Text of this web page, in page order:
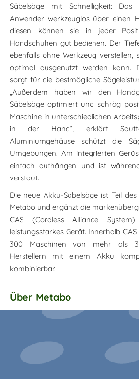
Säbelsäge mit Schnelligkeit: Das
Anwender werkzeuglos über einen
diesen können sie in jeder
Handschuhen gut bedienen. Der
ebenfalls ohne Werkzeug verstellen,
optimal ausgenutzt werden kann.
sorgt für die bestmögliche
„Außerdem haben wir den
Säbelsäge optimiert und schräg
Maschine in unterschiedlichen
in der Hand“, erklärt
Aluminiumgehäuse schützt die
Umgebungen. Am integrierten
einfach aufhängen und ist
verstaut.
Die neue Akku-Säbelsäge ist Teil
Metabo und ergänzt die
CAS (Cordless Alliance
leistungsstarkes Gerät. Innerhalb
300 Maschinen von mehr als
Herstellern mit einem Akku
kombinierbar.
Über Metabo